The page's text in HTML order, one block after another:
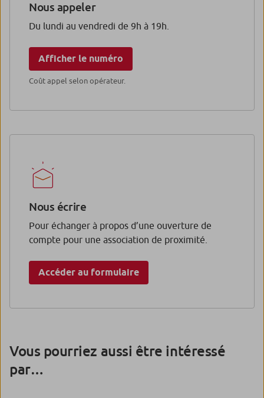
Nous appeler
Du lundi au vendredi de 9h à 19h.
Afficher le numéro
Coût appel selon opérateur.
Nous écrire
Pour échanger à propos d’une ouverture de
compte pour une association de proximité.
Accéder au formulaire
Vous pourriez aussi être intéressé
par…